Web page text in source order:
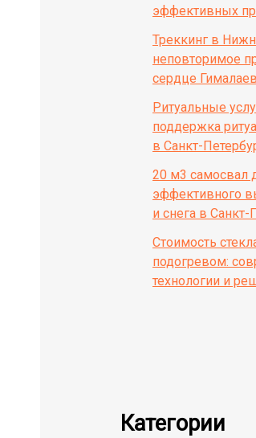
эффективных
Треккинг в
неповторимое
сердце Гималаев
Ритуальные
поддержка
в Санкт-
20 м3 самосвал
эффективного
и снега в Санкт-
Стоимость
подогревом:
технологии и
Категории